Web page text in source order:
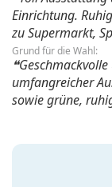
Einrichtung.
zu Supermarkt,
Grund für die Wahl:
umfangreicher
sowie grüne,